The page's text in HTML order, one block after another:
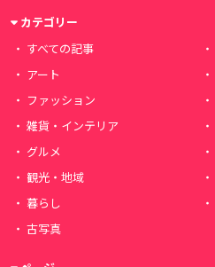
カテゴリー
すべての記事
アート
ファッション
雑貨・インテリア
グルメ
観光・地域
暮らし
古写真